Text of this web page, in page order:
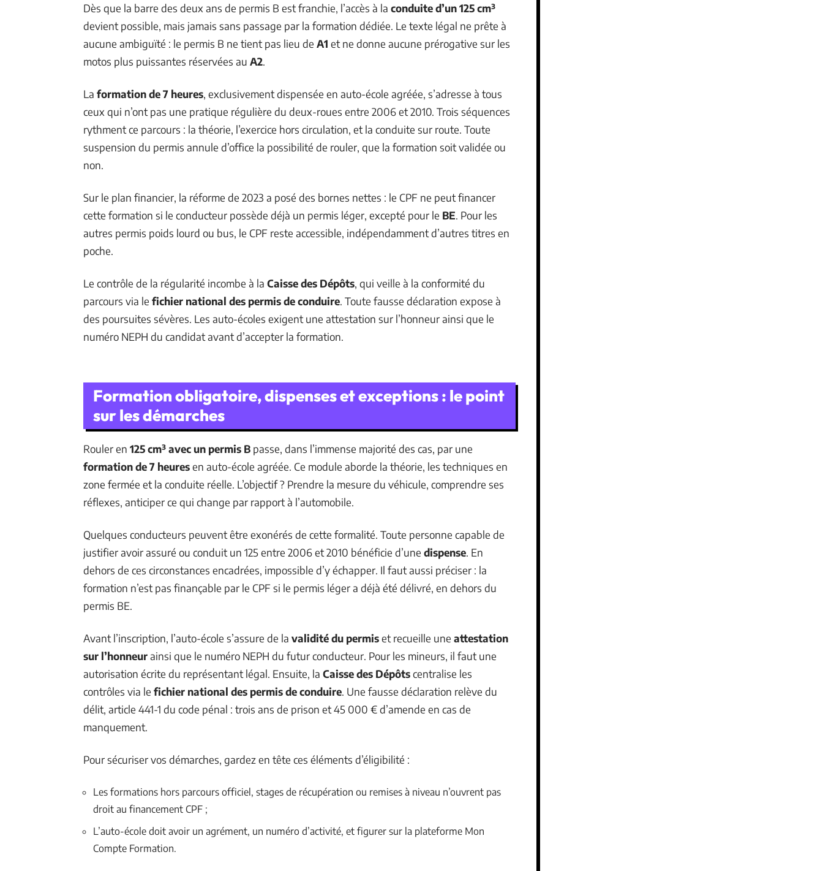
Dès que la barre des deux ans de permis B est franchie, l’accès à la conduite d’un 125 cm³
devient possible, mais jamais sans passage par la formation dédiée. Le texte légal ne prête à
aucune ambiguïté : le permis B ne tient pas lieu de A1 et ne donne aucune prérogative sur les
motos plus puissantes réservées au A2.
La formation de 7 heures, exclusivement dispensée en auto-école agréée, s’adresse à tous
ceux qui n’ont pas une pratique régulière du deux-roues entre 2006 et 2010. Trois séquences
rythment ce parcours : la théorie, l’exercice hors circulation, et la conduite sur route. Toute
suspension du permis annule d’office la possibilité de rouler, que la formation soit validée ou
non.
Sur le plan financier, la réforme de 2023 a posé des bornes nettes : le CPF ne peut financer
cette formation si le conducteur possède déjà un permis léger, excepté pour le BE. Pour les
autres permis poids lourd ou bus, le CPF reste accessible, indépendamment d’autres titres en
poche.
Le contrôle de la régularité incombe à la Caisse des Dépôts, qui veille à la conformité du
parcours via le fichier national des permis de conduire. Toute fausse déclaration expose à
des poursuites sévères. Les auto-écoles exigent une attestation sur l’honneur ainsi que le
numéro NEPH du candidat avant d’accepter la formation.
Formation obligatoire, dispenses et exceptions : le point
sur les démarches
Rouler en 125 cm³ avec un permis B passe, dans l’immense majorité des cas, par une
formation de 7 heuresen auto-école agréée. Ce module aborde la théorie, les techniques en
zone fermée et la conduite réelle. L’objectif ? Prendre la mesure du véhicule, comprendre ses
réflexes, anticiper ce qui change par rapport à l’automobile.
Quelques conducteurs peuvent être exonérés de cette formalité. Toute personne capable de
justifier avoir assuré ou conduit un 125 entre 2006 et 2010 bénéficie d’une dispense. En
dehors de ces circonstances encadrées, impossible d’y échapper. Il faut aussi préciser : la
formation n’est pas finançable par le CPF si le permis léger a déjà été délivré, en dehors du
permis BE.
Avant l’inscription, l’auto-école s’assure de la validité du permiset recueille une attestation
sur l’honneurainsi que le numéro NEPH du futur conducteur. Pour les mineurs, il faut une
autorisation écrite du représentant légal. Ensuite, la Caisse des Dépôtscentralise les
contrôles via le fichier national des permis de conduire. Une fausse déclaration relève du
délit, article 441-1 du code pénal : trois ans de prison et 45 000 € d’amende en cas de
manquement.
Pour sécuriser vos démarches, gardez en tête ces éléments d’éligibilité :
Les formations hors parcours officiel, stages de récupération ou remises à niveau n’ouvrent pas
droit au financement CPF ;
L’auto-école doit avoir un agrément, un numéro d’activité, et figurer sur la plateforme Mon
Compte Formation.